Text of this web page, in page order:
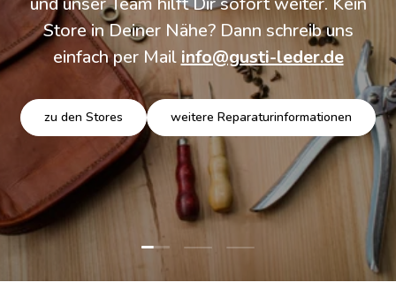
Store in Deiner Nähe? Dann schreib uns
einfach per Mail info@gusti-leder.de
zu den Stores weitere Reparaturinformationen
Folie laden 1 von 3
Folie laden 2 von 3
Folie laden 3 von 3